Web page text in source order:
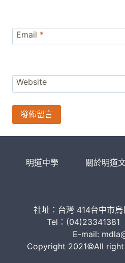
Email *
Website
明道中學 關於明道
社址：台灣 414台中市
Tel：
E-mail:
Copyright 2021©All right